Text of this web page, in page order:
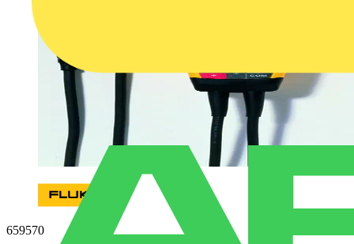
659570